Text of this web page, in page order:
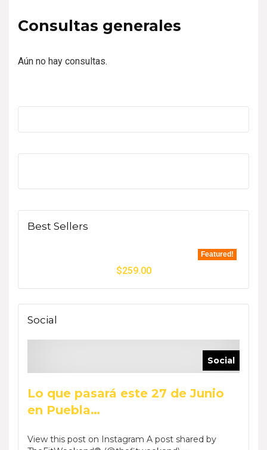
Consultas generales
Aún no hay consultas.
Best Sellers
Featured!
$259.00
Social
Social
Lo que pasará este 27 de Junio
en Puebla…
View this post on Instagram A post shared by